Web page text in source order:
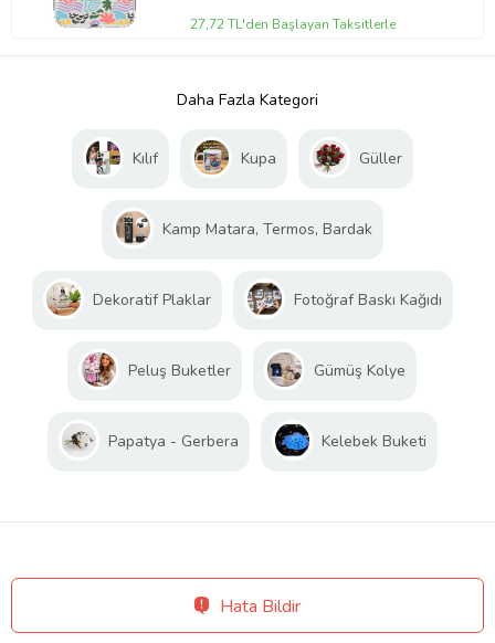
27,72 TL'den Başlayan Taksitlerle
Daha Fazla Kategori
Kılıf Kupa Güller
Kamp Matara, Termos, Bardak
Dekoratif Plaklar Fotoğraf Baskı Kağıdı
Peluş Buketler Gümüş Kolye
Papatya - Gerbera Kelebek Buketi
Hata Bildir